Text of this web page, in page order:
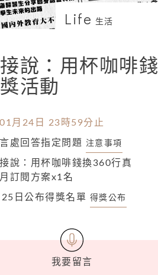
Life 生活
說：用杯咖啡
活動
月24日 23時59分止
處回答指定問題 注意事項
接說：用杯咖啡錢換360行真
訂閱方案x1名
日公布得獎名單 得獎公布
我要留言